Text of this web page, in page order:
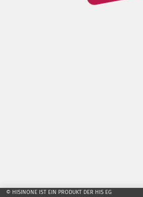
© HISINONE IST EIN PRODUKT DER HIS EG